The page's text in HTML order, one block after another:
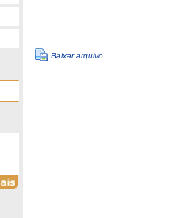
Baixar arquivo